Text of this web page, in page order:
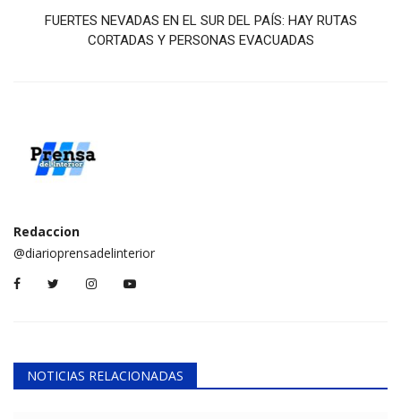
FUERTES NEVADAS EN EL SUR DEL PAÍS: HAY RUTAS
CORTADAS Y PERSONAS EVACUADAS
Redaccion
@diarioprensadelinterior
NOTICIAS RELACIONADAS